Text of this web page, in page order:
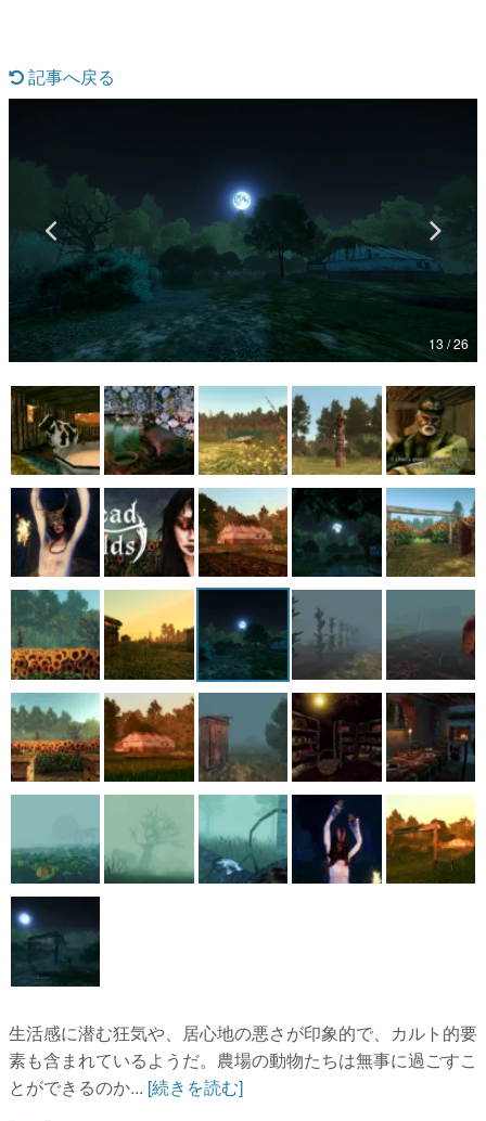
なんでゲームは面白い？
ゲームが変えた日本語
「経験値」「裏技」「ラスボス」… ゲームにまつわる言葉
の起源や用法の変遷を、コンピューター文化史研究家・タ
イニーP氏が徹底調査。
カテゴリ
特集記事
マンガ
女性向け
アプリレビュー
その他
電ファミニコゲーマーとは？
運営：株式会社マレ
記事へ戻る
13 / 26
生活感に潜む狂気や、居心地の悪さが印象的で、カルト的要
素も含まれているようだ。農場の動物たちは無事に過ごすこ
とができるのか... [続きを読む]